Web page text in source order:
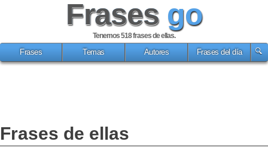
Frases go
Tenemos 518frases de ellas.
Frases
Temas Autores Frases del día
Frases de ellas